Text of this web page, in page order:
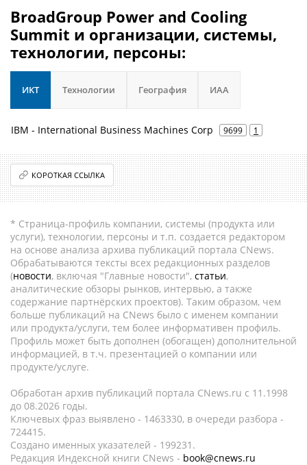
BroadGroup Power and Cooling
Summit и организации, системы,
технологии, персоны:
ИКТ Технологии География ИАА
IBM - International Business Machines Corp 9699 1
КОРОТКАЯ ССЫЛКА
* Страница-профиль компании, системы (продукта или
услуги), технологии, персоны и т.п. создается редактором
на основе анализа архива публикаций портала CNews.
Обрабатываются тексты всех редакционных разделов
(новости, включая "Главные новости", статьи,
аналитические обзоры рынков, интервью, а также
содержание партнёрских проектов). Таким образом, чем
больше публикаций на CNews было с именем компании
или продукта/услуги, тем более информативен профиль.
Профиль может быть дополнен (обогащен) дополнительной
информацией, в т.ч. презентацией о компании или
продукте/услуге.
Обработан архив публикаций портала CNews.ru c 11.1998
до 08.2026 годы.
Ключевых фраз выявлено - 1463330, в очереди разбора -
724415.
Создано именных указателей - 199231.
Редакция Индексной книги CNews - book@cnews.ru